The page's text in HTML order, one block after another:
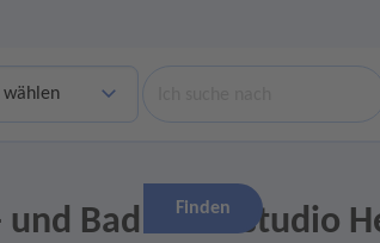
Finden
und Badmöbelstudio